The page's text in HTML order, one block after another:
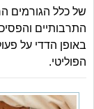
של כלל הגורמים
התרבותיים
באופן הדדי על
הפוליטי.